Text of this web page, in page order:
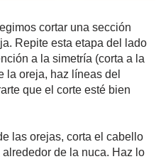
cortar una sección
Repite esta etapa del lado
a la simetría (corta a la
la oreja, haz líneas del
que el corte esté bien
las orejas, corta el cabello
de la nuca. Haz lo